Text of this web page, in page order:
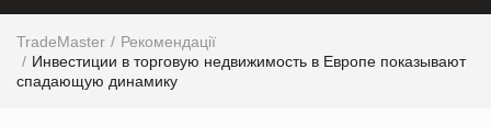
TradeMaster
Рекомендації
Инвестиции в торговую недвижимость в Европе показывают
спадающую динамику